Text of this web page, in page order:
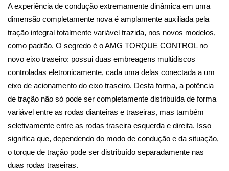
A experiência de condução extremamente dinâmica em uma
dimensão completamente nova é amplamente auxiliada pela
tração integral totalmente variável trazida, nos novos modelos,
como padrão. O segredo é o AMG TORQUE CONTROL no
novo eixo traseiro: possui duas embreagens multidiscos
controladas eletronicamente, cada uma delas conectada a um
eixo de acionamento do eixo traseiro. Desta forma, a potência
de tração não só pode ser completamente distribuída de forma
variável entre as rodas dianteiras e traseiras, mas também
seletivamente entre as rodas traseira esquerda e direita. Isso
significa que, dependendo do modo de condução e da situação,
o torque de tração pode ser distribuído separadamente nas
duas rodas traseiras.